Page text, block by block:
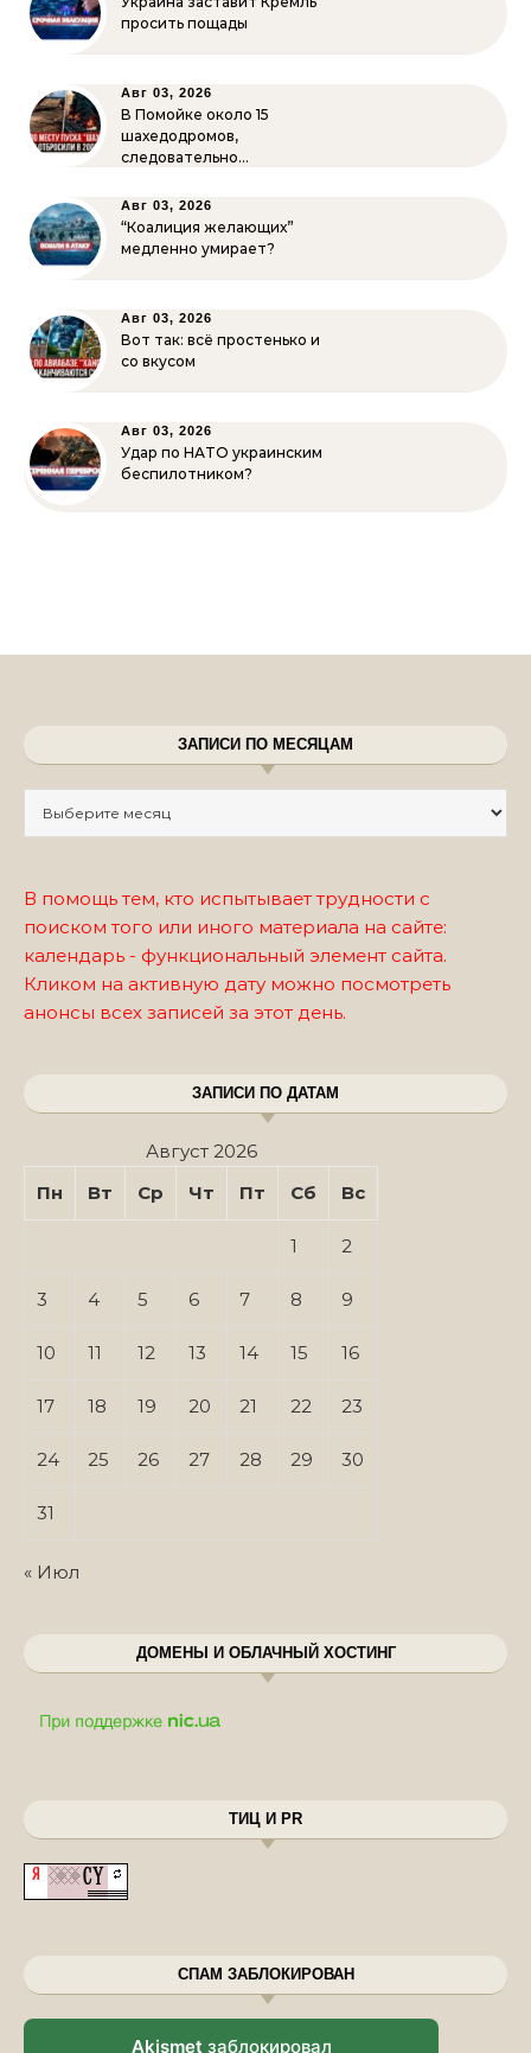
просить пощады
Авг 03, 2026
В Помойке около 15
шахедодромов,
следовательно…
Авг 03, 2026
“Коалиция желающих”
медленно умирает?
Авг 03, 2026
Вот так: всё простенько и
со вкусом
Авг 03, 2026
Удар по НАТО украинским
беспилотником?
ЗАПИСИ ПО МЕСЯЦАМ
В помощь тем, кто испытывает трудности с
поиском того или иного материала на сайте:
календарь - функциональный элемент сайта.
Кликом на активную дату можно посмотреть
анонсы всех записей за этот день.
ЗАПИСИ ПО ДАТАМ
Август 2026
Пн
Вт Ср Чт Пт Сб Вс
1 2
3 4 5 6 7 8 9
10 11 12 13 14 15 16
17 18 19 20 21 22 23
24 25 26 27 28 29 30
31
« Июл
ДОМЕНЫ И ОБЛАЧНЫЙ ХОСТИНГ
ТИЦ И PR
СПАМ ЗАБЛОКИРОВАН
Akismet заблокировал